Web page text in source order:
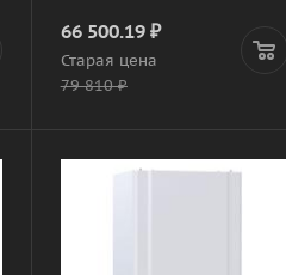
66 500.19₽
Старая цена
79 810₽